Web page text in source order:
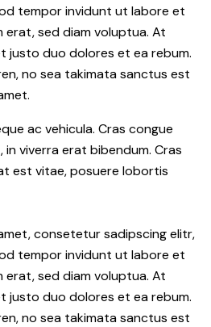
tempor invidunt ut labore et
erat, sed diam voluptua. At
justo duo dolores et ea rebum.
no sea takimata sanctus est
ac vehicula. Cras congue
viverra erat bibendum. Cras
est vitae, posuere lobortis
consetetur sadipscing elitr,
tempor invidunt ut labore et
erat, sed diam voluptua. At
justo duo dolores et ea rebum.
no sea takimata sanctus est